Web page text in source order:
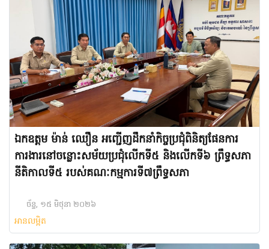
ឯកឧត្តម ម៉ាន់ ឈឿន អញ្ជើញដឹកនាំកិច្ចប្រជុំពិនិត្យផែនការ
ការងារនៅចន្លោះសម័យប្រជុំលើកទី៥ និងលើកទី៦ ព្រឹទ្ធសភា
នីតិកាលទី៥ របស់គណៈកម្មការទី៧ព្រឹទ្ធសភា
ច័ន្ទ, ១៥ មិថុនា ២០២៦
អានលម្អិត